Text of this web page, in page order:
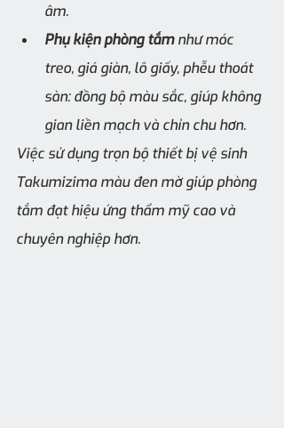
âm.
Phụ kiện phòng tắm như móc
treo, giá giàn, lô giấy, phễu thoát
sàn: đồng bộ màu sắc, giúp không
gian liền mạch và chỉn chu hơn.
Việc sử dụng trọn bộ thiết bị vệ sinh
Takumizima màu đen mờ giúp phòng
tắm đạt hiệu ứng thẩm mỹ cao và
chuyên nghiệp hơn.